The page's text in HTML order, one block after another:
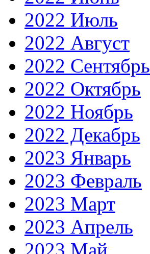
2022 Июль
2022 Август
2022 Сентябрь
2022 Октябрь
2022 Ноябрь
2022 Декабрь
2023 Январь
2023 Февраль
2023 Март
2023 Апрель
2023 Май